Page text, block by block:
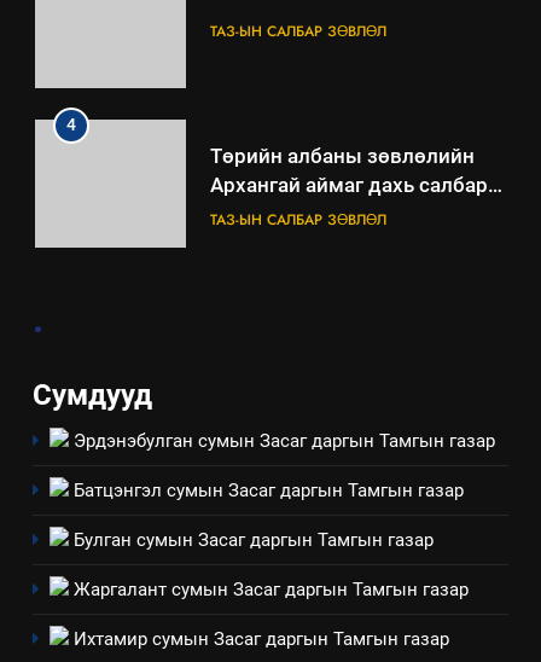
ТАЗ-ЫН САЛБАР ЗӨВЛӨЛ
4
Төрийн албаны зөвлөлийн
Архангай аймаг дахь салбар
зөвлөлийн 2025 оны үйл
ТАЗ-ЫН САЛБАР ЗӨВЛӨЛ
6
аудитын дүгнэлт
ИЛ ТОД БАЙДАЛ
Үйл ажиллагаандаа мөрдөж
.
Сумдууд
Эрдэнэбулган сумын Засаг даргын Тамгын газар
Батцэнгэл сумын Засаг даргын Тамгын газар
Булган сумын Засаг даргын Тамгын газар
Жаргалант сумын Засаг даргын Тамгын газар
Ихтамир сумын Засаг даргын Тамгын газар